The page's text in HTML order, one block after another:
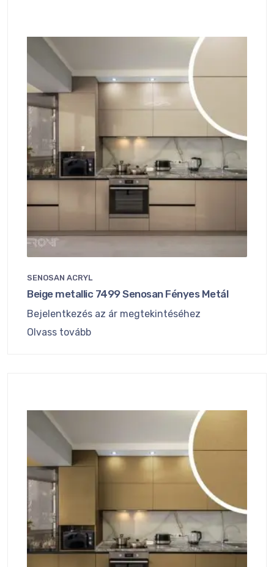
SENOSAN ACRYL
Beige metallic 7499 Senosan Fényes Metál
Bejelentkezés az ár megtekintéséhez
Olvass tovább